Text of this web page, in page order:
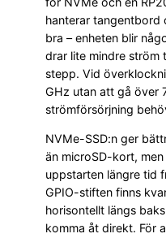
hanterar tangentbord
bra – enheten blir
drar lite mindre
stepp. Vid
GHz utan att gå över
strömförsörjning
NVMe-SSD:n ger
än microSD-kort,
uppstarten längre tid
GPIO-stiften finns
horisontellt längs
komma åt direkt. För